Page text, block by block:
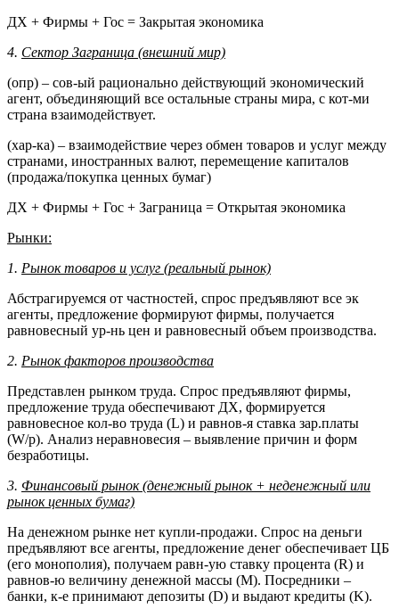
ДХ + Фирмы + Гос = Закрытая экономика
4. Сектор Заграница (внешний мир)
(опр) – сов-ый рационально действующий экономический
агент, объединяющий все остальные страны мира, с кот-ми
страна взаимодействует.
(хар-ка) – взаимодействие через обмен товаров и услуг между
странами, иностранных валют, перемещение капиталов
(продажа/покупка ценных бумаг)
ДХ + Фирмы + Гос + Заграница = Открытая экономика
Рынки:
1. Рынок товаров и услуг (реальный рынок)
Абстрагируемся от частностей, спрос предъявляют все эк
агенты, предложение формируют фирмы, получается
равновесный ур-нь цен и равновесный объем производства.
2. Рынок факторов производства
Представлен рынком труда. Спрос предъявляют фирмы,
предложение труда обеспечивают ДХ, формируется
равновесное кол-во труда (L) и равнов-я ставка зар.платы
(W/p). Анализ неравновесия – выявление причин и форм
безработицы.
3. Финансовый рынок (денежный рынок + неденежный или
рынок ценных бумаг)
На денежном рынке нет купли-продажи. Спрос на деньги
предъявляют все агенты, предложение денег обеспечивает ЦБ
(его монополия), получаем равн-ую ставку процента (R) и
равнов-ю величину денежной массы (M). Посредники –
банки, к-е принимают депозиты (D) и выдают кредиты (K).